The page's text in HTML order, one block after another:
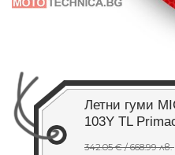
Летни гуми
103Y TL
342.05 € / 668.99 лв.